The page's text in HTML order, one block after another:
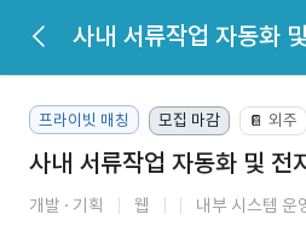
프라이빗 매칭 모집 마감 📔 외주
사내 서류작업 자동화 및 전
개발 기획 웹 내부 시스템 운